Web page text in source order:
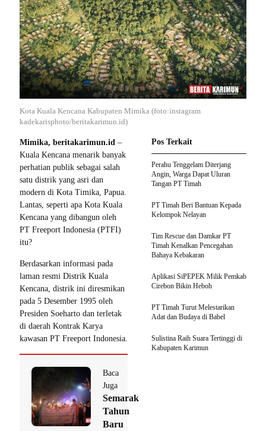
Kota Kuala Kencana Kabupaten Mimika (foto:instagram
kadekarisphoto/beritakarimun.id)
Mimika, beritakarimun.id –
Kuala Kencana menarik banyak
perhatian publik sebagai salah
satu distrik yang asri dan
modern di Kota Timika, Papua.
Lantas, seperti apa Kota Kuala
Kencana yang dibangun oleh
PT Freeport Indonesia (PTFI)
itu?
Berdasarkan informasi pada
laman resmi Distrik Kuala
Kencana, distrik ini diresmikan
pada 5 Desember 1995 oleh
Presiden Soeharto dan terletak
di daerah Kontrak Karya
kawasan PT Freeport Indonesia.
Baca
Juga
Semarak
Tahun
Baru
Pos Terkait
Perahu Tenggelam Diterjang
Angin, Warga Dapat Uluran
Tangan PT Timah
PT Timah Beri Bantuan Kepada
Kelompok Nelayan
Tim Rescue dan Damkar PT
Timah Kenalkan Pencegahan
Bahaya Kebakaran
Aplikasi SiPEPEK Milik Pemkab
Cirebon Bikin Heboh
PT Timah Turut Melestarikan
Adat dan Budaya di Babel
Sulistina Raih Suara Tertinggi di
Kabupaten Karimun